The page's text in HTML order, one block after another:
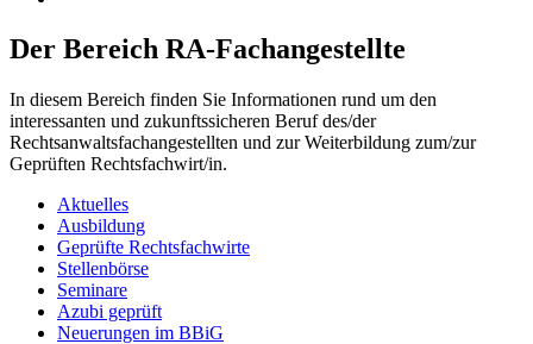
Der Bereich RA-Fachangestellte
In diesem Bereich finden Sie Informationen rund um den
interessanten und zukunftssicheren Beruf des/der
Rechtsanwaltsfachangestellten und zur Weiterbildung zum/zur
Geprüften Rechtsfachwirt/in.
Aktuelles
Ausbildung
Geprüfte Rechtsfachwirte
Stellenbörse
Seminare
Azubi geprüft
Neuerungen im BBiG